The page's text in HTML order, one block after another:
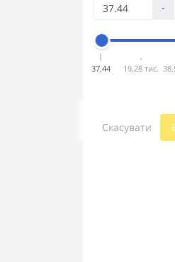
-
37,44 19,28 тис.
Скасувати